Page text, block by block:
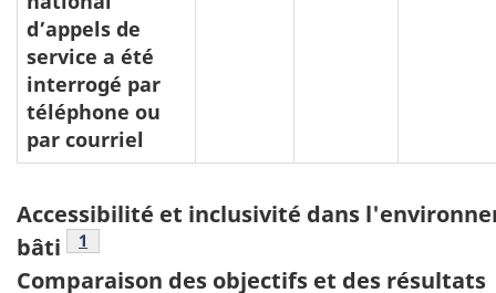
d’appels de
service a été
interrogé par
téléphone ou
par courriel
Tableau
11:
Accessibilité et inclusivité dans
bâti
note du tableau 11
1
Comparaison des objectifs et des résultats